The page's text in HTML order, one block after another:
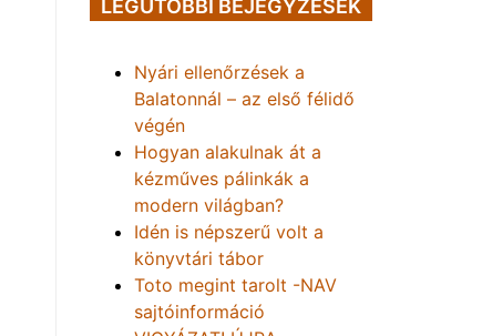
LEGUTÓBBI BEJEGYZÉSEK
Nyári ellenőrzések a
Balatonnál – az első félidő
végén
Hogyan alakulnak át a
kézműves pálinkák a
modern világban?
Idén is népszerű volt a
könyvtári tábor
Toto megint tarolt -NAV
sajtóinformáció